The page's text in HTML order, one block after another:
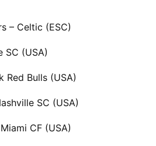
– Celtic (ESC)
SC (USA)
Red Bulls (USA)
SC (USA)
CF (USA)